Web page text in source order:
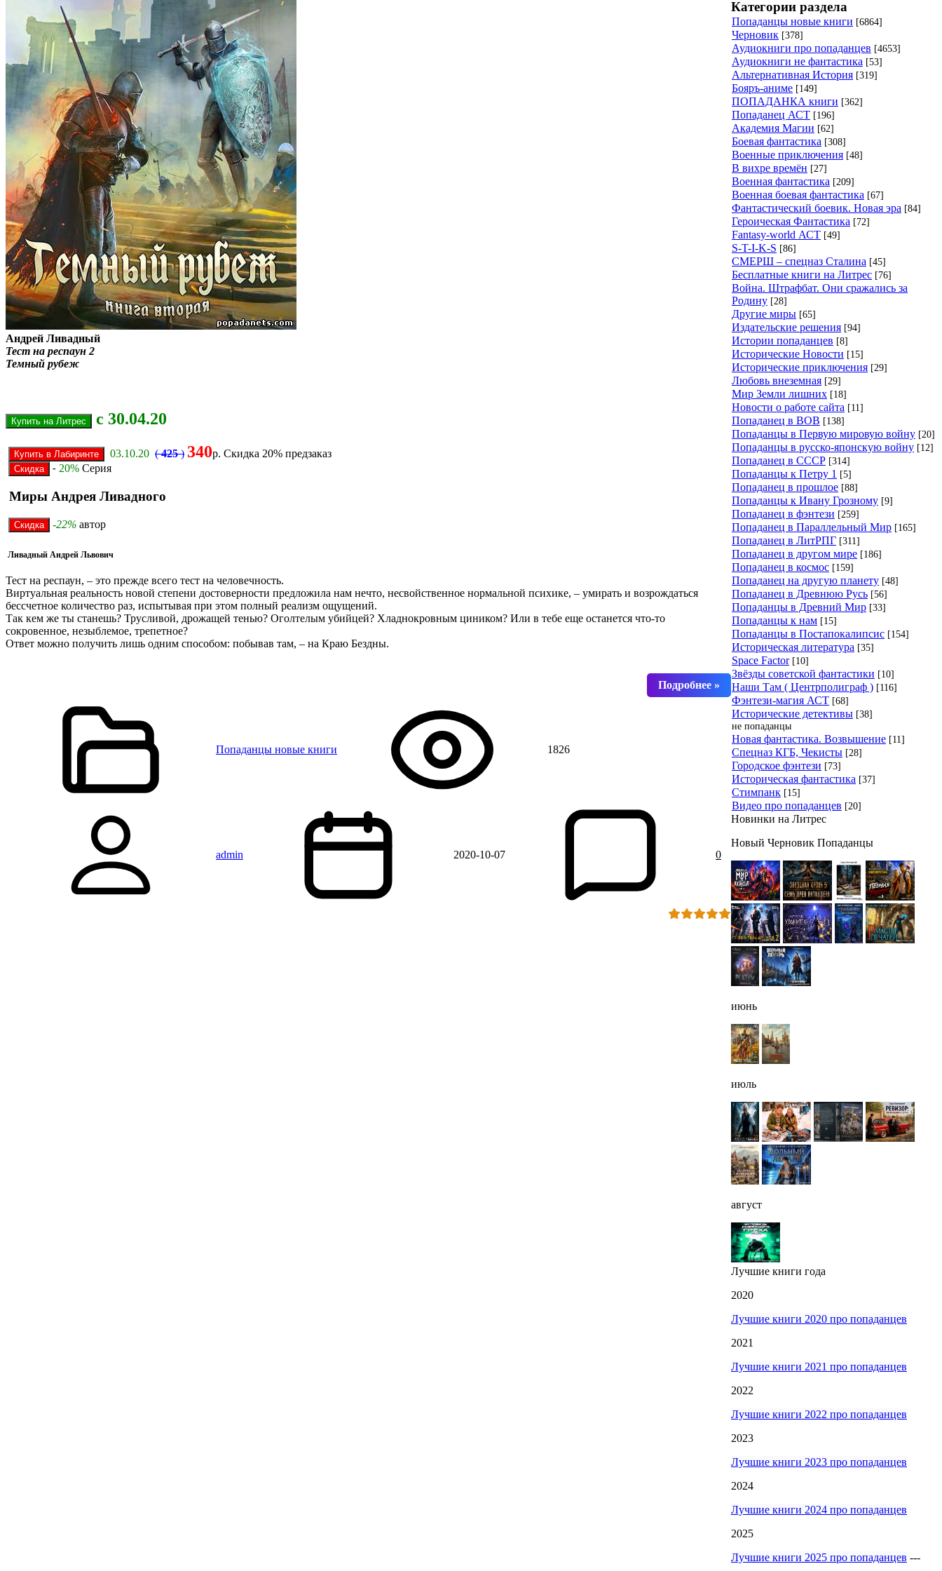
Андрей Ливадный
Тест на респаун 2
Темный рубеж
с 30.04.20
03.10.20 (425) 340р. Скидка 20% предзаказ
- 20% Серия
Миры Андрея Ливадного
-22% автор
Ливадный Андрей Львович
Тест на респаун, – это прежде всего тест на человечность.
Виртуальная реальность новой степени достоверности предложила нам нечто, несвойственное нормальной психике, – умирать и возрождаться
бессчетное количество раз, испытывая при этом полный реализм ощущений.
Так кем же ты станешь? Трусливой, дрожащей тенью? Оголтелым убийцей? Хладнокровным циником? Или в тебе еще останется что-то
сокровенное, незыблемое, трепетное?
Ответ можно получить лишь одним способом: побывав там, – на Краю Бездны.
Попаданцы новые книги 1826
admin 2020-10-07 0
Категории раздела
Попаданцы новые книги [6864]
Черновик [378]
Аудиокниги про попаданцев [4653]
Аудиокниги не фантастика [53]
Альтернативная История [319]
Бояръ-аниме [149]
ПОПАДАНКА книги [362]
Попаданец АСТ [196]
Академия Магии [62]
Боевая фантастика [308]
Военные приключения [48]
В вихре времён [27]
Военная фантастика [209]
Военная боевая фантастика [67]
Фантастический боевик. Новая эра [84]
Героическая Фантастика [72]
Fantasy-world АСТ [49]
S-T-I-K-S [86]
СМЕРШ – спецназ Сталина [45]
Бесплатные книги на Литрес [76]
Война. Штрафбат. Они сражались за
Родину [28]
Другие миры [65]
Издательские решения [94]
Истории попаданцев [8]
Исторические Новости [15]
Исторические приключения [29]
Любовь внеземная [29]
Мир Земли лишних [18]
Новости о работе сайта [11]
Попаданец в ВОВ [138]
Попаданцы в Первую мировую войну [20]
Попаданцы в русско-японскую войну [12]
Попаданец в СССР [314]
Попаданцы к Петру 1 [5]
Попаданец в прошлое [88]
Попаданцы к Ивану Грозному [9]
Попаданец в фэнтези [259]
Попаданец в Параллельный Мир [165]
Попаданец в ЛитРПГ [311]
Попаданец в другом мире [186]
Попаданец в космос [159]
Попаданец на другую планету [48]
Попаданец в Древнюю Русь [56]
Попаданцы в Древний Мир [33]
Попаданцы к нам [15]
Попаданцы в Постапокалипсис [154]
Историческая литература [35]
Space Factor [10]
Звёзды советской фантастики [10]
Наши Там ( Центрполиграф ) [116]
Фэнтези-магия АСТ [68]
Исторические детективы [38]
не попаданцы
Новая фантастика. Возвышение [11]
Спецназ КГБ, Чекисты [28]
Городское фэнтези [73]
Историческая фантастика [37]
Стимпанк [15]
Видео про попаданцев [20]
Новинки на Литрес
Новый Черновик Попаданцы
июнь
июль
август
Лучшие книги года
2020
Лучшие книги 2020 про попаданцев
2021
Лучшие книги 2021 про попаданцев
2022
Лучшие книги 2022 про попаданцев
2023
Лучшие книги 2023 про попаданцев
2024
Лучшие книги 2024 про попаданцев
2025
Лучшие книги 2025 про попаданцев ---